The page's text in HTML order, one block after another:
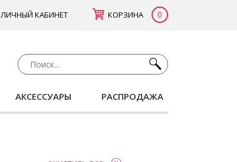
ЛИЧНЫЙ КАБИНЕТ КОРЗИНА 0
АКСЕССУАРЫ РАСПРОДАЖА